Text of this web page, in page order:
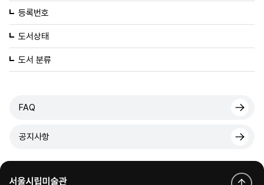
등록번호
도서상태
도서 분류
FAQ
공지사항